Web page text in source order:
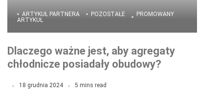
ARTYKUŁ PARTNERA POZOSTAŁE
PROMOWANY
ARTYKUŁ
Dlaczego ważne jest, aby agregaty
chłodnicze posiadały obudowy?
18 grudnia 2024 5 mins read